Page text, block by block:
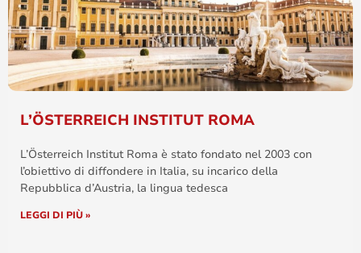
L’ÖSTERREICH INSTITUT ROMA
L’Österreich Institut Roma è stato fondato nel 2003 con
l’obiettivo di diffondere in Italia, su incarico della
Repubblica d’Austria, la lingua tedesca
LEGGI DI PIÙ »